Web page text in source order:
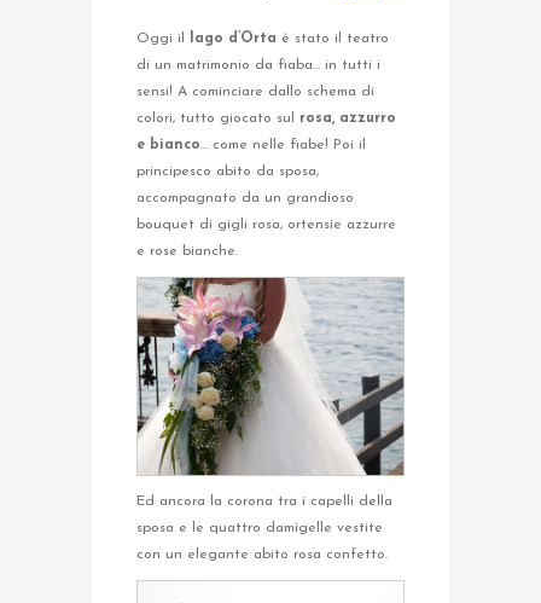
Oggi il lago d’Orta è stato il teatro
di un matrimonio da fiaba… in tutti i
sensi! A cominciare dallo schema di
colori, tutto giocato sul rosa, azzurro
e bianco… come nelle fiabe! Poi il
principesco abito da sposa,
accompagnato da un grandioso
bouquet di gigli rosa, ortensie azzurre
e rose bianche.
Ed ancora la corona tra i capelli della
sposa e le quattro damigelle vestite
con un elegante abito rosa confetto.